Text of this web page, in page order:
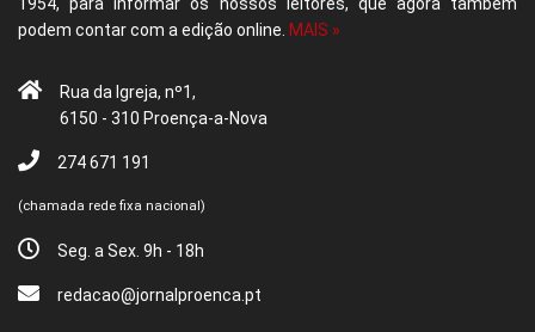
1954, para informar os nossos leitores, que agora também
podem contar com a edição online. MAIS »
Rua da Igreja, nº1,
6150 - 310 Proença-a-Nova
274 671 191
(chamada rede fixa nacional)
Seg. a Sex. 9h - 18h
redacao@jornalproenca.pt